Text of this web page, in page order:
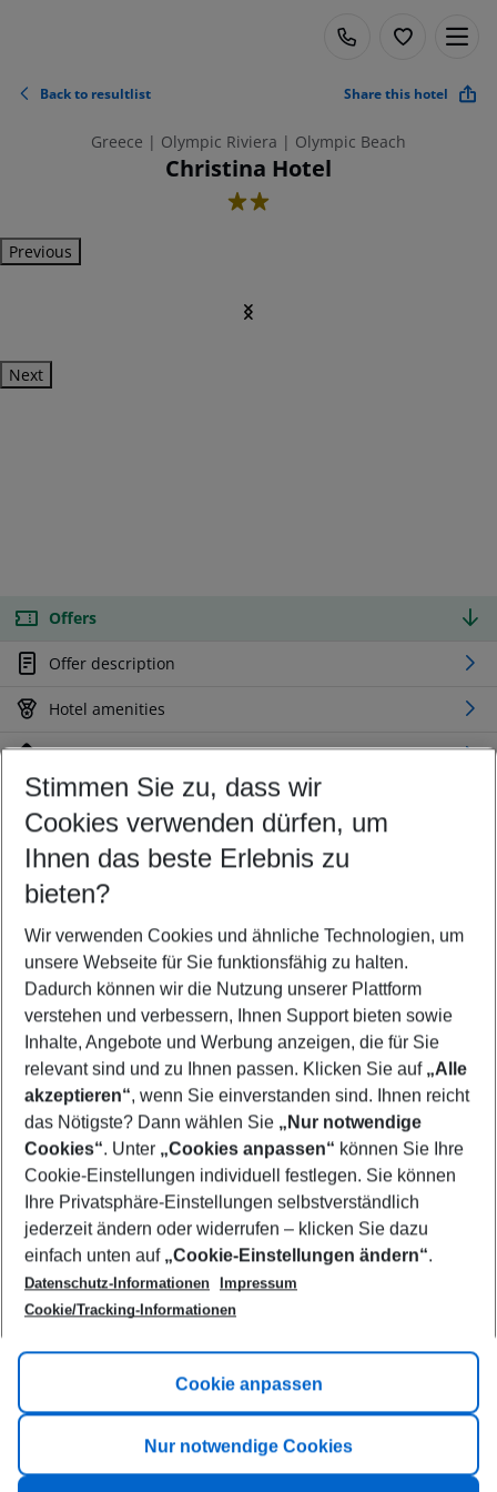
Back to resultlist Share this hotel
Greece | Olympic Riviera | Olympic Beach
Christina Hotel
2
Previous
Next
Offers
Offer description
Hotel amenities
Location
Customize your offer
Find the perfect deal which suits your best
Your departure airport
Any airport
Select your date range
10/08/26–08/08/27 5-8 nights
Who will travel
2 adults No children
Show more filter
Footer
Footer navigation
Title A
Link A
Stimmen Sie zu, dass wir
Cookies verwenden dürfen, um
Ihnen das beste Erlebnis zu
bieten?
Wir verwenden Cookies und ähnliche Technologien, um
unsere Webseite für Sie funktionsfähig zu halten.
Dadurch können wir die Nutzung unserer Plattform
verstehen und verbessern, Ihnen Support bieten sowie
Inhalte, Angebote und Werbung anzeigen, die für Sie
relevant sind und zu Ihnen passen. Klicken Sie auf „Alle
akzeptieren“, wenn Sie einverstanden sind. Ihnen reicht
das Nötigste? Dann wählen Sie „Nur notwendige
Cookies“. Unter „Cookies anpassen“ können Sie Ihre
Cookie-Einstellungen individuell festlegen. Sie können
Ihre Privatsphäre-Einstellungen selbstverständlich
jederzeit ändern oder widerrufen – klicken Sie dazu
einfach unten auf „Cookie-Einstellungen ändern“.
Datenschutz-Informationen
Impressum
Cookie/Tracking-Informationen
Cookie anpassen
Nur notwendige Cookies